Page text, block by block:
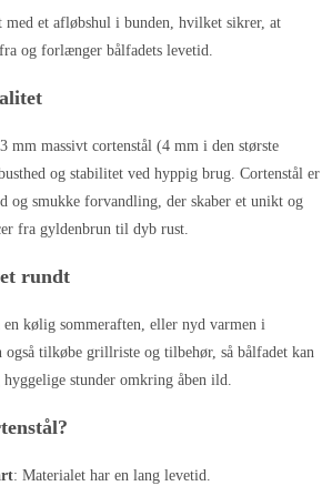
med et afløbshul i bunden, hvilket sikrer, at
og forlænger bålfadets levetid.
mm massivt cortenstål (4 mm i den største
og stabilitet ved hyppig brug. Cortenstål er
og smukke forvandling, der skaber et unikt og
fra gyldenbrun til dyb rust.
rundt
kølig sommeraften, eller nyd varmen i
også tilkøbe grillriste og tilbehør, så bålfadet kan
stunder omkring åben ild.
: Materialet har en lang levetid.